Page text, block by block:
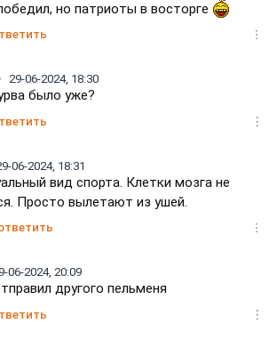
но патриоты в восторге
29-06-2024, 18:30
было уже?
06-2024, 18:31
вид спорта. Клетки мозга не
Просто вылетают из ушей.
06-2024, 20:09
другого пельменя